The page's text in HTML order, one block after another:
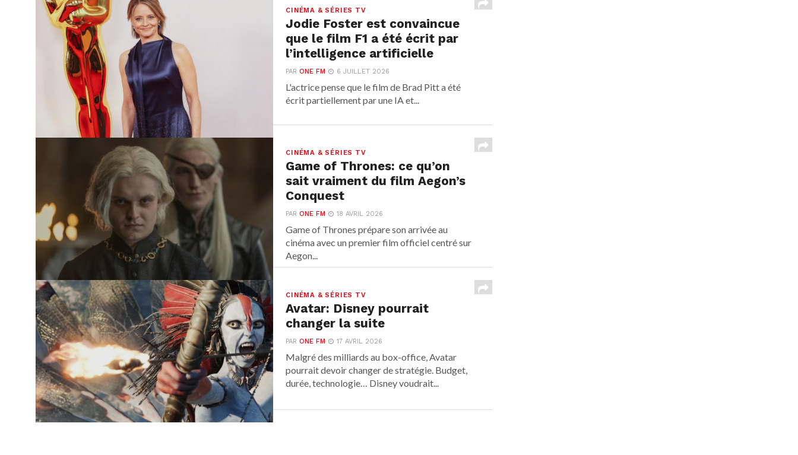
CINÉMA & SÉRIES TV
Jodie Foster est convaincue
que le film F1 a été écrit par
l’intelligence artificielle
PARONE FM 6 JUILLET 2026
L'actrice pense que le film de Brad Pitt a été
écrit partiellement par une IA et...
CINÉMA & SÉRIES TV
Game of Thrones: ce qu’on
sait vraiment du film Aegon’s
Conquest
PARONE FM 18 AVRIL 2026
Game of Thrones prépare son arrivée au
cinéma avec un premier film officiel centré sur
Aegon...
CINÉMA & SÉRIES TV
Avatar: Disney pourrait
changer la suite
PARONE FM 17 AVRIL 2026
Malgré des milliards au box-office, Avatar
pourrait devoir changer de stratégie. Budget,
durée, technologie… Disney voudrait...